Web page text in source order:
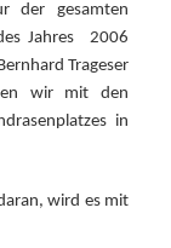
der gesamten
Jahres
2006
Trageser
wir mit den
in
wird es mit